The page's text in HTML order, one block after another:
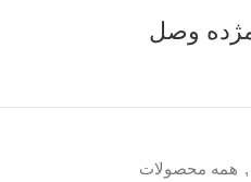
, همه محصولات